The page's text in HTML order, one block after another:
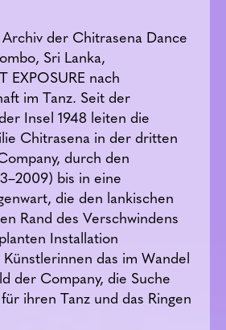
der Chitrasena Dance
Sri Lanka,
EXPOSURE nach
im Tanz. Seit der
Insel 1948 leiten die
Chitrasena in der dritten
durch den
bis in eine
die den lankischen
Rand des Verschwindens
Installation
das im Wandel
der Company, die Suche
ihren Tanz und das Ringen